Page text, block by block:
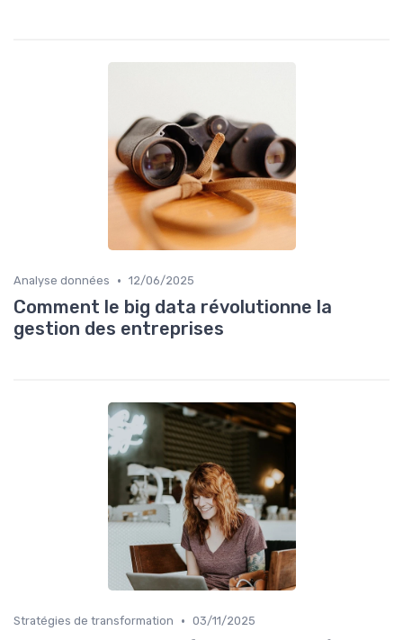
Analyse données • 12/06/2025
Comment le big data révolutionne la
gestion des entreprises
Stratégies de transformation • 03/11/2025